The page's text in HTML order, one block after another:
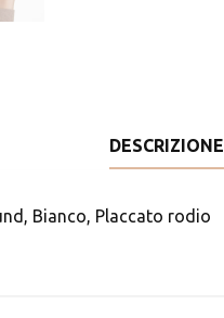
DESCRIZIONE
Bianco, Placcato rodio